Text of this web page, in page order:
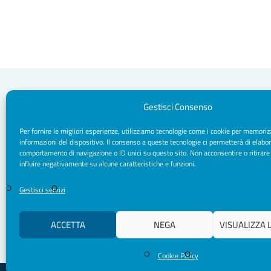
Gestisci Consenso
Per fornire le migliori esperienze, utilizziamo tecnologie come i cookie per
informazioni del dispositivo. Il consenso a queste tecnologie ci permetterà di
comportamento di navigazione o ID unici su questo sito. Non acconsentire o
influire negativamente su alcune caratteristiche e funzioni.
Gestisci servizi
ACCETTA NEGA VISUALIZZA
Cookie Policy
Segreteria Sede
Via Sparano da Bari, 170 - 70121 Bari
CF/ P. IVA: 93091790720